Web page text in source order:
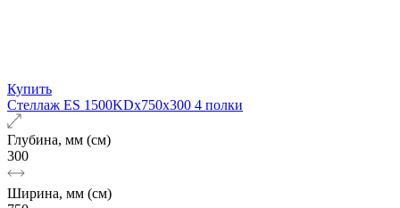
Купить
Стеллаж ES 1500KDх750x300 4 полки
Глубина, мм (см)
300
Ширина, мм (см)